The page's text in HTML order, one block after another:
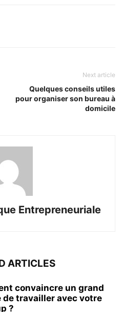
Next article
Quelques conseils utiles
pour organiser son bureau à
domicile
Entrepreneuriale
ARTICLES
convaincre un grand
de travailler avec votre
?